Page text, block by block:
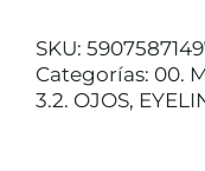
SKU:
Categorías: 00.
3.2. OJOS,